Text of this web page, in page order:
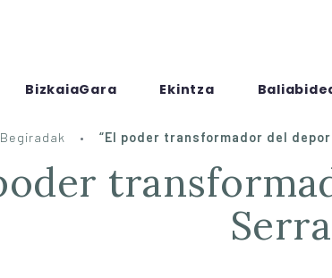
BizkaiaGara Ekintza
Begiradak “El poder transformador del